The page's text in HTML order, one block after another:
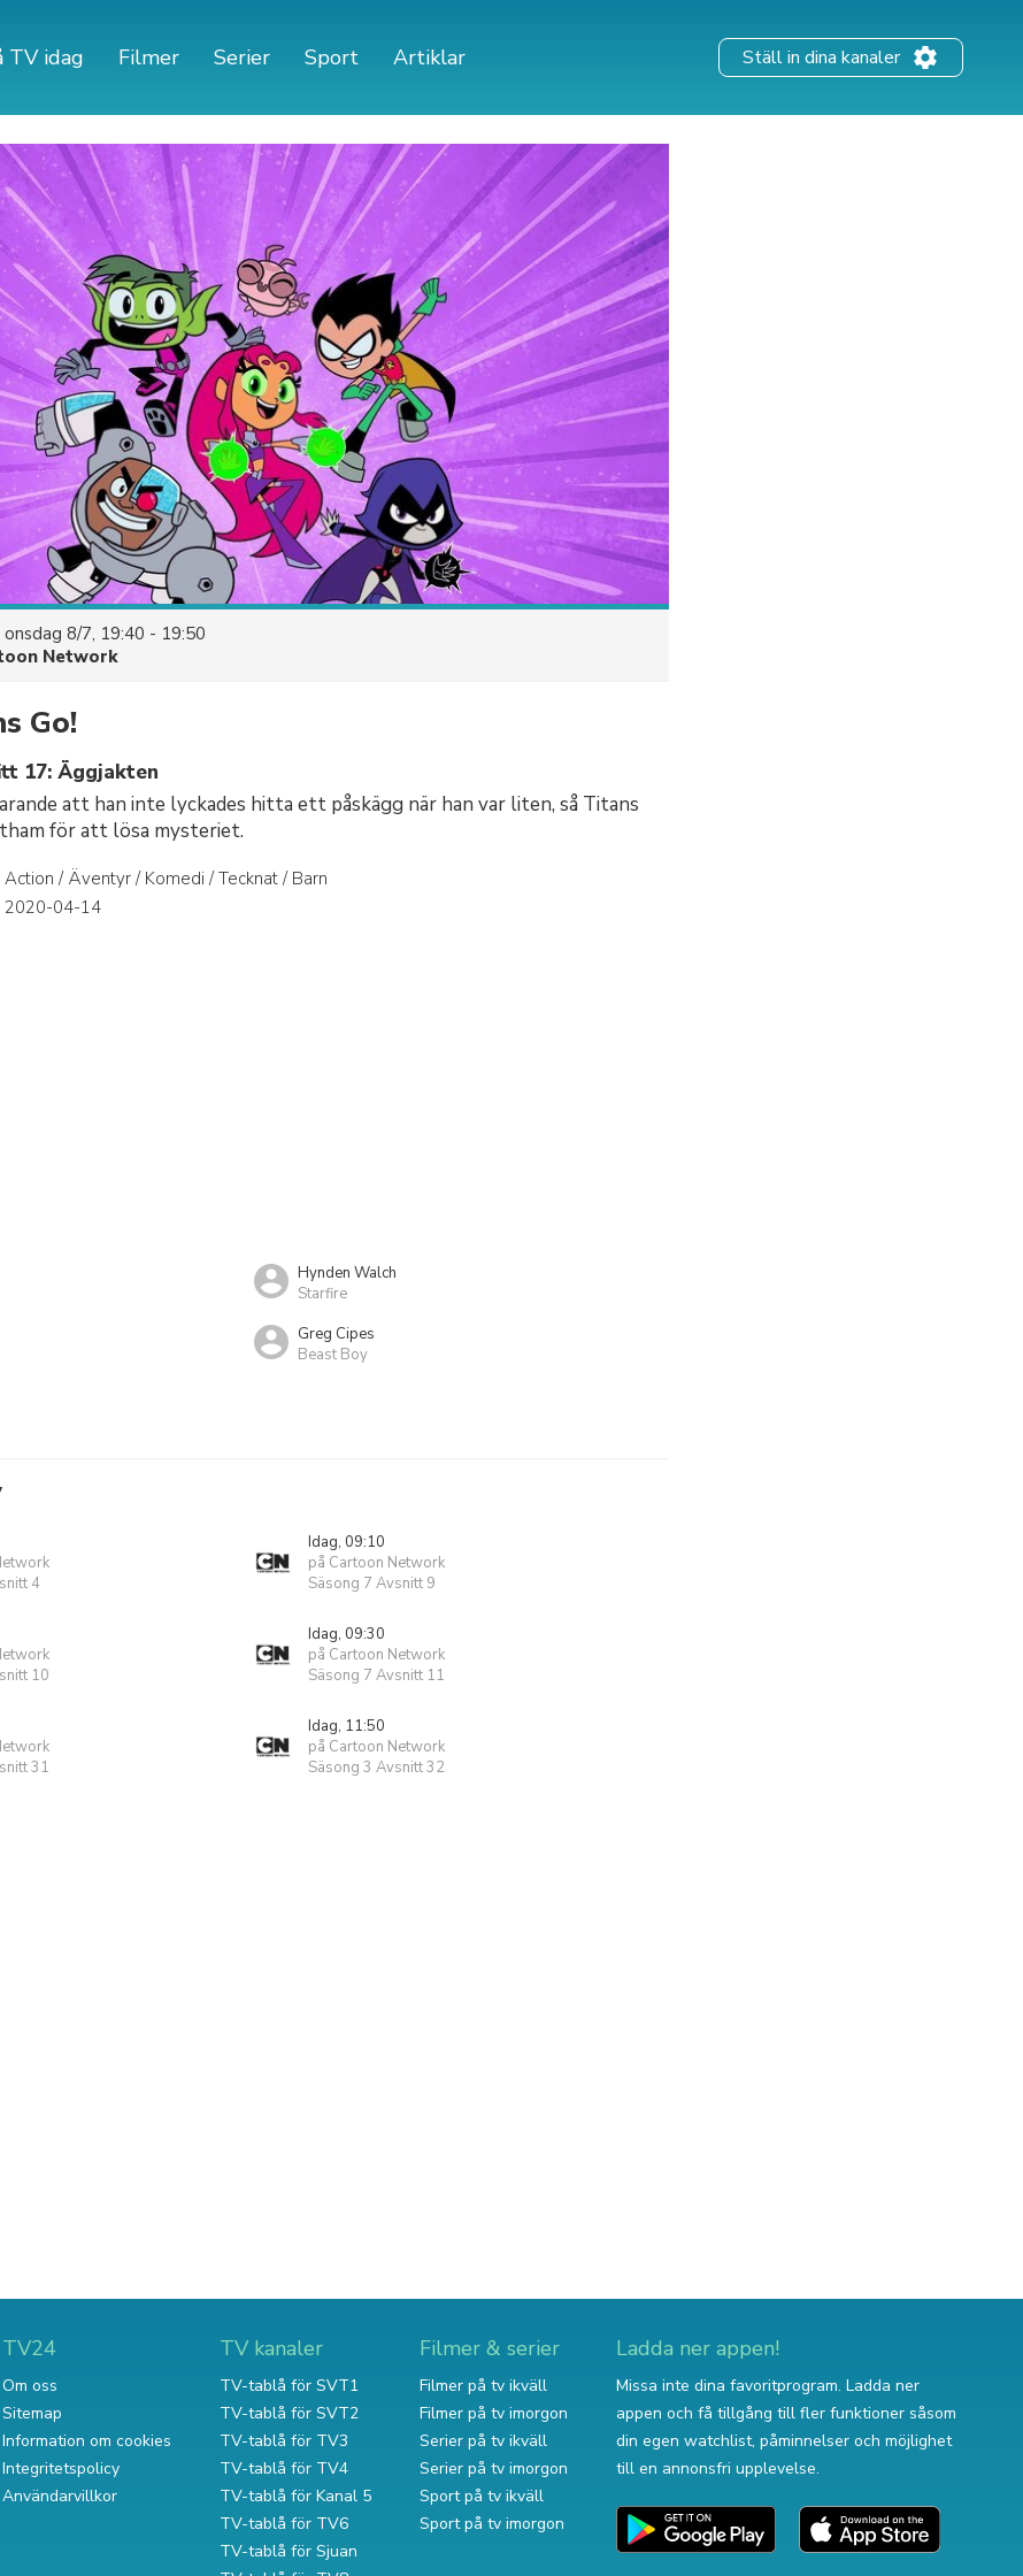
TV idag Filmer Serier Sport Artiklar Ställ in dina kanaler
onsdag 8/7, 19:40 - 19:50
Network
Go!
17: Äggjakten
att han inte lyckades hitta ett påskägg när han var liten, så Titans
för att lösa mysteriet.
Action / Äventyr / Komedi / Tecknat / Barn
2020-04-14
Hynden Walch
Starfire
Greg Cipes
Beast Boy
4
Idag, 09:10
på Cartoon Network
Säsong 7 Avsnitt 9
10
Idag, 09:30
på Cartoon Network
Säsong 7 Avsnitt 11
31
Idag, 11:50
på Cartoon Network
Säsong 3 Avsnitt 32
TV24
Om oss
Sitemap
Information om cookies
Integritetspolicy
Användarvillkor
TV kanaler
TV-tablå för SVT1
TV-tablå för SVT2
TV-tablå för TV3
TV-tablå för TV4
TV-tablå för Kanal 5
TV-tablå för TV6
TV-tablå för Sjuan
Filmer & serier
Filmer på tv ikväll
Filmer på tv imorgon
Serier på tv ikväll
Serier på tv imorgon
Sport på tv ikväll
Sport på tv imorgon
Ladda ner appen!
Missa inte dina favoritprogram. Ladda ner
appen och få tillgång till fler funktioner såsom
din egen watchlist, påminnelser och möjlighet
till en annonsfri upplevelse.